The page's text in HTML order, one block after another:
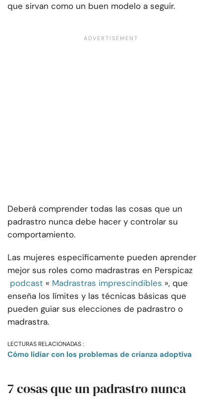
que sirvan como un buen modelo a seguir.
Deberá comprender todas las cosas que un
padrastro nunca debe hacer y controlar su
comportamiento.
Las mujeres específicamente pueden aprender
mejor sus roles como madrastras en Perspicaz
podcast « Madrastras imprescindibles », que
enseña los límites y las técnicas básicas que
pueden guiar sus elecciones de padrastro o
madrastra.
LECTURAS RELACIONADAS :
Cómo lidiar con los problemas de crianza adoptiva
7 cosas que un padrastro nunca